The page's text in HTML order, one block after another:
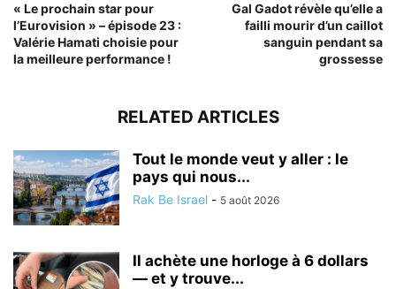
« Le prochain star pour
l’Eurovision » – épisode 23 :
Valérie Hamati choisie pour
la meilleure performance !
Gal Gadot révèle qu’elle a
failli mourir d’un caillot
sanguin pendant sa
grossesse
RELATED ARTICLES
Tout le monde veut y aller : le
pays qui nous...
Rak Be Israel - 5 août 2026
Il achète une horloge à 6 dollars
— et y trouve...